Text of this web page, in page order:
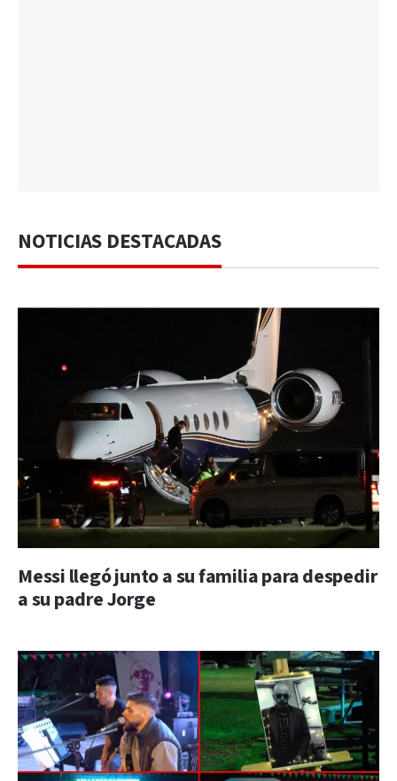
NOTICIAS DESTACADAS
Messi llegó junto a su familia para despedir
a su padre Jorge